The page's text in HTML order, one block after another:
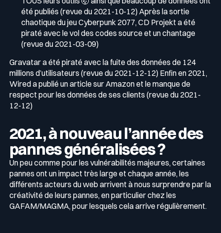
été publiés (revue du 2021-10-12) Après la sortie
chaotique du jeu Cyberpunk 2077, CD Projekt a été
piraté avec le vol des codes source et un chantage
(revue du 2021-03-09)
Gravatar a été piraté avec la fuite des données de 124
millions d’utilisateurs (revue du 2021-12-12) Enfin en 2021,
Wired a publié un article sur Amazon et le manque de
respect pour les données de ses clients (revue du 2021-
12-12)
2021, à nouveau l’année des
pannes généralisées ?
Un peu comme pour les vulnérabilités majeures, certaines
pannes ont un impact très large et chaque année, les
différents acteurs du web arrivent à nous surprendre par la
créativité de leurs pannes, en particulier chez les
GAFAM/MAGMA, pour lesquels cela arrive régulièrement.